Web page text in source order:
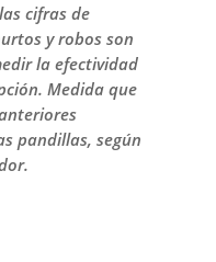
cifras de
y robos son
la efectividad
Medida que
pandillas, según